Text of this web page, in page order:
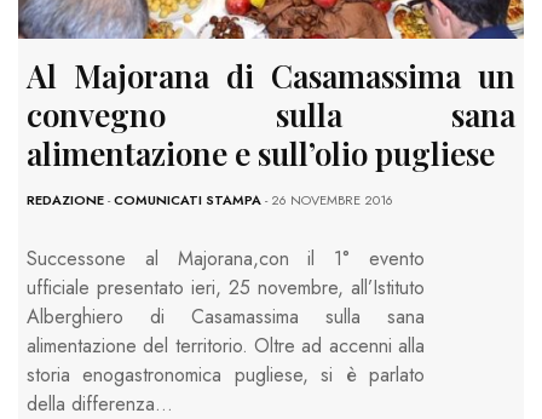
Al Majorana di Casamassima un
convegno sulla sana
alimentazione e sull’olio pugliese
REDAZIONE-COMUNICATI STAMPA- 26 NOVEMBRE 2016
Successone al Majorana,con il 1° evento
ufficiale presentato ieri, 25 novembre, all’Istituto
Alberghiero di Casamassima sulla sana
alimentazione del territorio. Oltre ad accenni alla
storia enogastronomica pugliese, si è parlato
della differenza…